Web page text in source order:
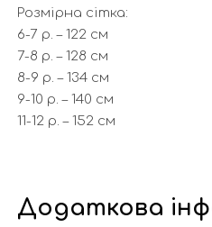
Розмірна сітка:
6-7 р. – 122 см
7-8 р. – 128 см
8-9 р. – 134 см
9-10 р. – 140 см
11-12 р. – 152 см
Додаткова